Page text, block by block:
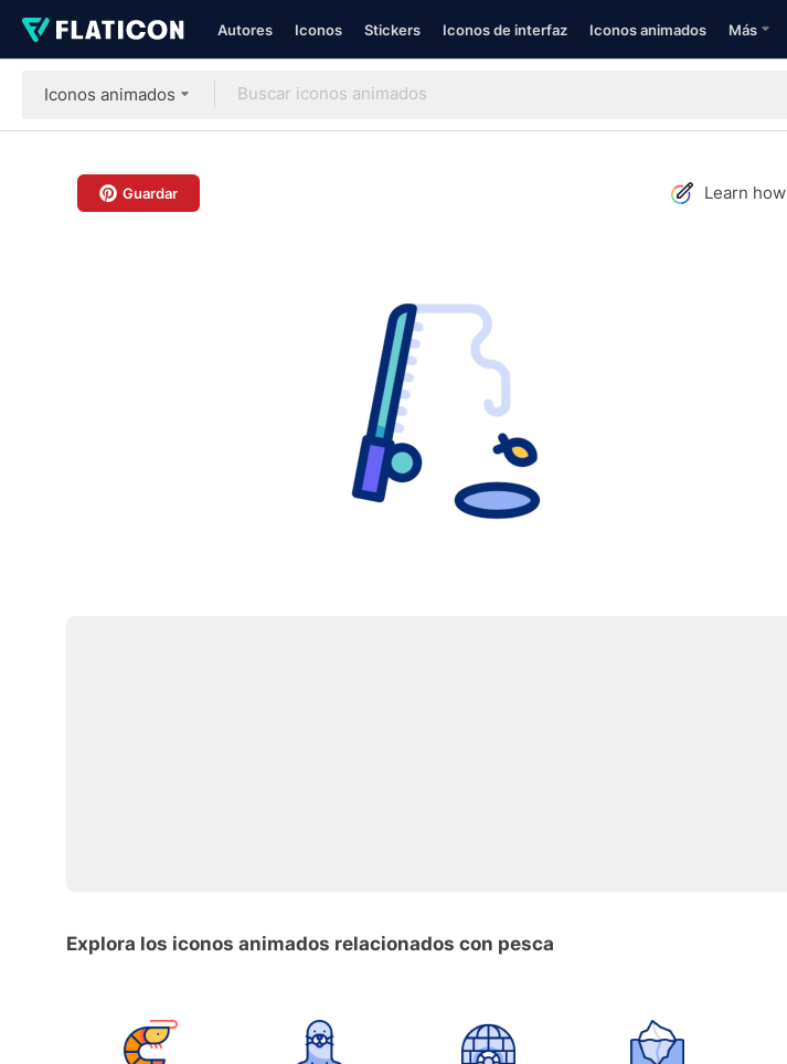
Autores Iconos Stickers Iconos de interfaz Iconos animados Más
Iconos animados
Guardar Learn how
Explora los iconos animados relacionados con pesca